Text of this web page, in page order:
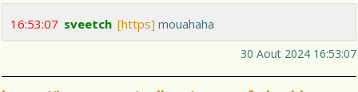
16:53:07 sveetch [https] mouahaha
30 Aout 2024 16:53:07